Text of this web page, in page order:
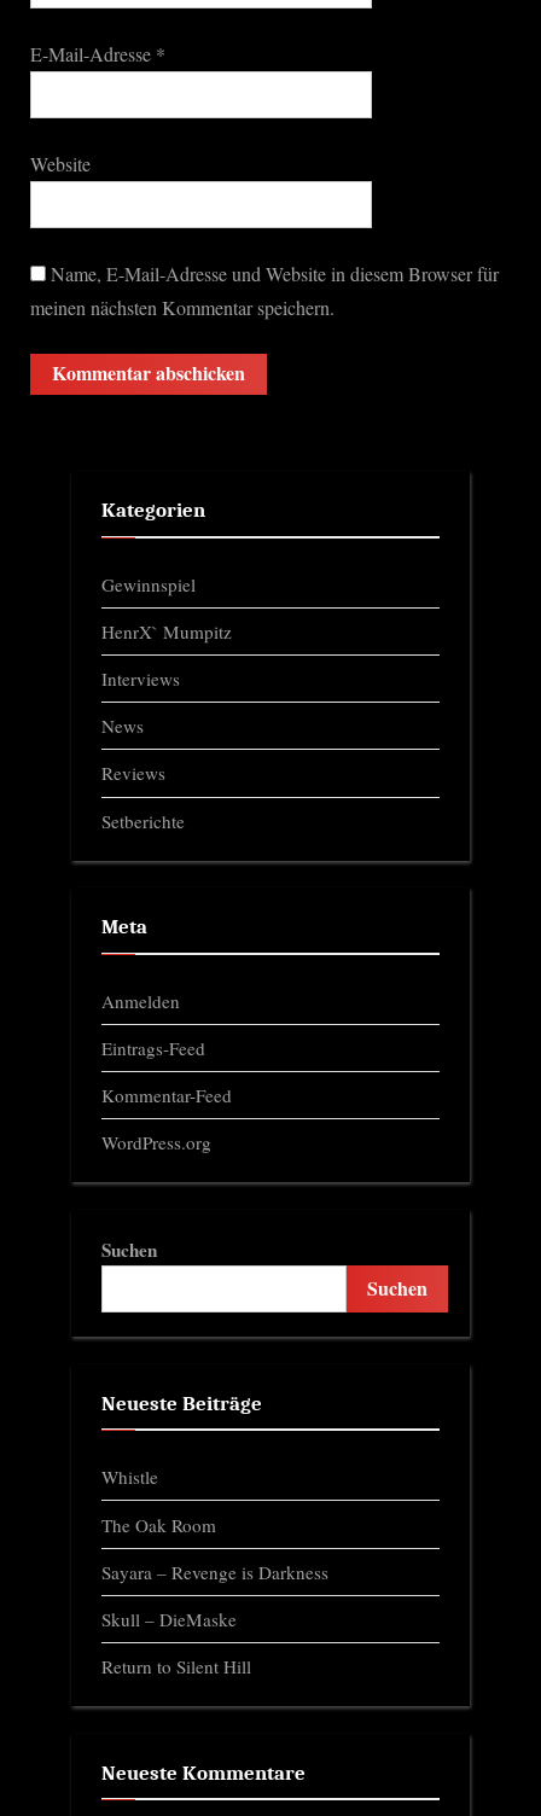
E-Mail-Adresse *
Website
Name, E-Mail-Adresse und Website in diesem Browser für
meinen nächsten Kommentar speichern.
Kategorien
Gewinnspiel
HenrX` Mumpitz
Interviews
News
Reviews
Setberichte
Meta
Anmelden
Eintrags-Feed
Kommentar-Feed
WordPress.org
Suchen
Suchen
Neueste Beiträge
Whistle
The Oak Room
Sayara – Revenge is Darkness
Skull – DieMaske
Return to Silent Hill
Neueste Kommentare